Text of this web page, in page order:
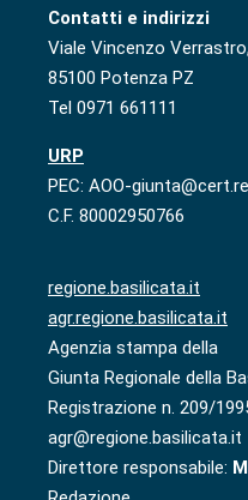
Contatti e indirizzi
Viale Vincenzo
85100 Potenza PZ
Tel 0971 661111
URP
PEC: AOO-
C.F. 80002950766
regione.basilicata.it
agr.regione.basilicata.it
Agenzia stampa della
Giunta Regionale della
Registrazione n. 209/
agr@regione.basilicata.it
Direttore responsabile: